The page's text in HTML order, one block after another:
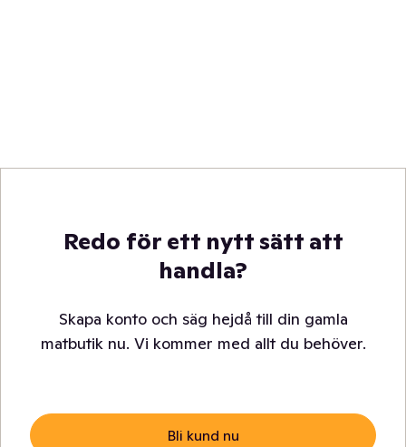
Redo för ett nytt sätt att
handla?
Skapa konto och säg hejdå till din gamla
matbutik nu. Vi kommer med allt du behöver.
Bli kund nu